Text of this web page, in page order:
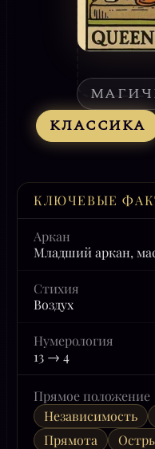
КЛАССИКА
КЛЮЧЕВЫЕ
Аркан
Младший аркан,
Стихия
Воздух
Нумерология
13 → 4
Прямое положение
Независимость
Прямота